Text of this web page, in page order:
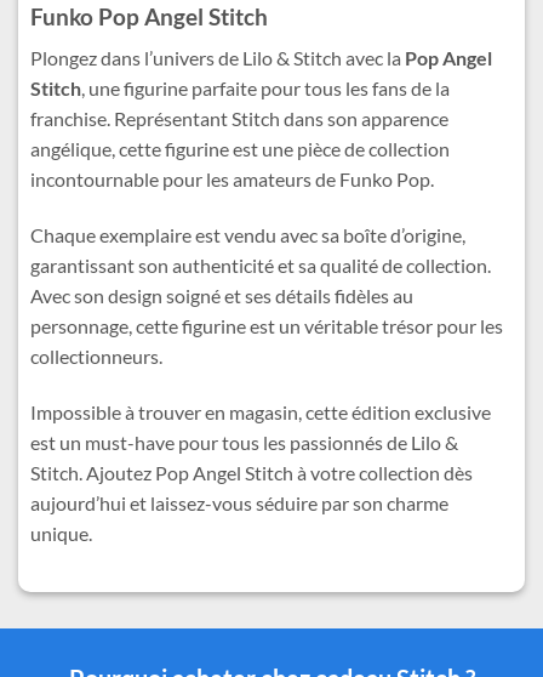
Funko Pop Angel Stitch
Plongez dans l’univers de Lilo & Stitch avec la Pop Angel
Stitch, une figurine parfaite pour tous les fans de la
franchise. Représentant Stitch dans son apparence
angélique, cette figurine est une pièce de collection
incontournable pour les amateurs de Funko Pop.
Chaque exemplaire est vendu avec sa boîte d’origine,
garantissant son authenticité et sa qualité de collection.
Avec son design soigné et ses détails fidèles au
personnage, cette figurine est un véritable trésor pour les
collectionneurs.
Impossible à trouver en magasin, cette édition exclusive
est un must-have pour tous les passionnés de Lilo &
Stitch. Ajoutez Pop Angel Stitch à votre collection dès
aujourd’hui et laissez-vous séduire par son charme
unique.